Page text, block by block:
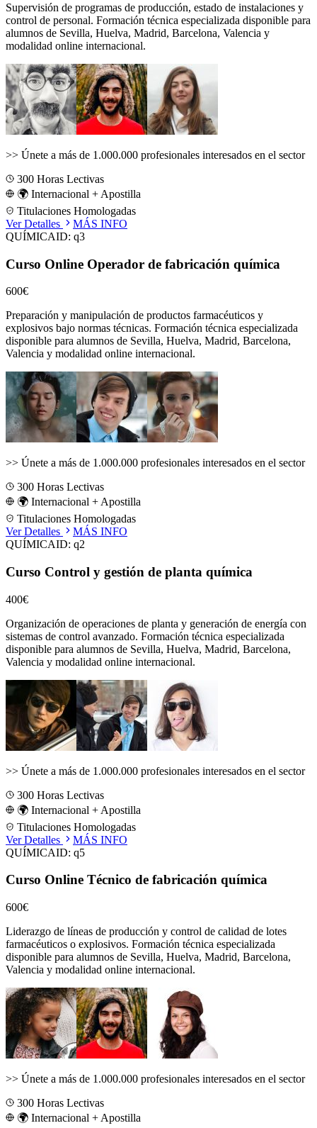
Supervisión de programas de producción, estado de instalaciones y
control de personal. Formación técnica especializada disponible para
alumnos de Sevilla, Huelva, Madrid, Barcelona, Valencia y
modalidad online internacional.
>> Únete a más de 1.000.000 profesionales interesados en el sector
300 Horas Lectivas
🌍 Internacional + Apostilla
Titulaciones Homologadas
Ver Detalles
MÁS INFO
QUÍMICAID: q3
Curso Online Operador de fabricación química
600€
Preparación y manipulación de productos farmacéuticos y
explosivos bajo normas técnicas. Formación técnica especializada
disponible para alumnos de Sevilla, Huelva, Madrid, Barcelona,
Valencia y modalidad online internacional.
>> Únete a más de 1.000.000 profesionales interesados en el sector
300 Horas Lectivas
🌍 Internacional + Apostilla
Titulaciones Homologadas
Ver Detalles
MÁS INFO
QUÍMICAID: q2
Curso Control y gestión de planta química
400€
Organización de operaciones de planta y generación de energía con
sistemas de control avanzado. Formación técnica especializada
disponible para alumnos de Sevilla, Huelva, Madrid, Barcelona,
Valencia y modalidad online internacional.
>> Únete a más de 1.000.000 profesionales interesados en el sector
300 Horas Lectivas
🌍 Internacional + Apostilla
Titulaciones Homologadas
Ver Detalles
MÁS INFO
QUÍMICAID: q5
Curso Online Técnico de fabricación química
600€
Liderazgo de líneas de producción y control de calidad de lotes
farmacéuticos o explosivos. Formación técnica especializada
disponible para alumnos de Sevilla, Huelva, Madrid, Barcelona,
Valencia y modalidad online internacional.
>> Únete a más de 1.000.000 profesionales interesados en el sector
300 Horas Lectivas
🌍 Internacional + Apostilla